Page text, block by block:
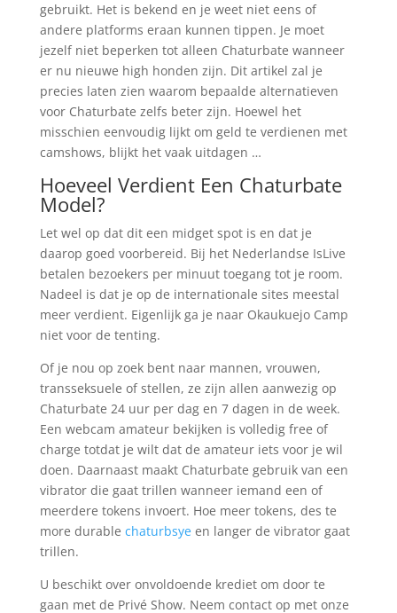
gebruikt. Het is bekend en je weet niet eens of
andere platforms eraan kunnen tippen. Je moet
jezelf niet beperken tot alleen Chaturbate wanneer
er nu nieuwe high honden zijn. Dit artikel zal je
precies laten zien waarom bepaalde alternatieven
voor Chaturbate zelfs beter zijn. Hoewel het
misschien eenvoudig lijkt om geld te verdienen met
camshows, blijkt het vaak uitdagen …
Hoeveel Verdient Een Chaturbate
Model?
Let wel op dat dit een midget spot is en dat je
daarop goed voorbereid. Bij het Nederlandse IsLive
betalen bezoekers per minuut toegang tot je room.
Nadeel is dat je op de internationale sites meestal
meer verdient. Eigenlijk ga je naar Okaukuejo Camp
niet voor de tenting.
Of je nou op zoek bent naar mannen, vrouwen,
transseksuele of stellen, ze zijn allen aanwezig op
Chaturbate 24 uur per dag en 7 dagen in de week.
Een webcam amateur bekijken is volledig free of
charge totdat je wilt dat de amateur iets voor je wil
doen. Daarnaast maakt Chaturbate gebruik van een
vibrator die gaat trillen wanneer iemand een of
meerdere tokens invoert. Hoe meer tokens, des te
more durable chaturbsyeen langer de vibrator gaat
trillen.
U beschikt over onvoldoende krediet om door te
gaan met de Privé Show. Neem contact op met onze